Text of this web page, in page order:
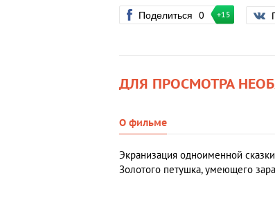
Поделиться 0 +15
ДЛЯ ПРОСМОТРА
О фильме
Экранизация одноименной
Золотого петушка, умеющего